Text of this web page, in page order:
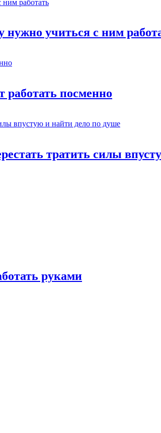
учиться с ним
работать посменно
тратить силы
руками